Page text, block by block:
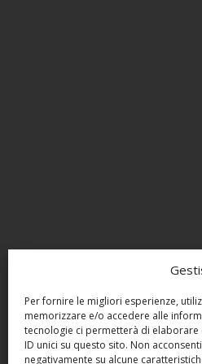
Per fornire le migliori esperienze,
memorizzare e/o accedere alle
tecnologie ci permetterà di
ID unici su questo sito. Non
negativamente su alcune